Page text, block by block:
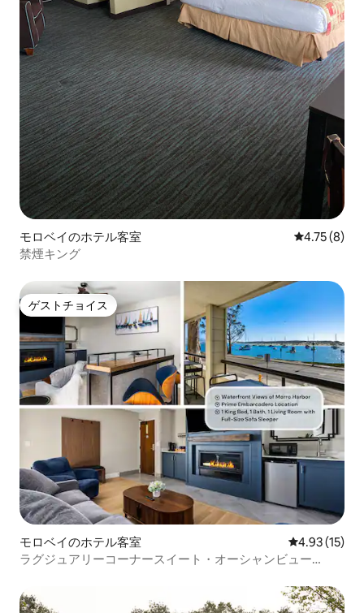
モロベイのホテル客室 レビュー8
4.75 (8)
禁煙キング
ゲストチョイス
ゲストチョイス
モロベイのホテル客室 レビュー15
4.93 (15)
ラグジュアリーコーナースイート・オーシャンビュー